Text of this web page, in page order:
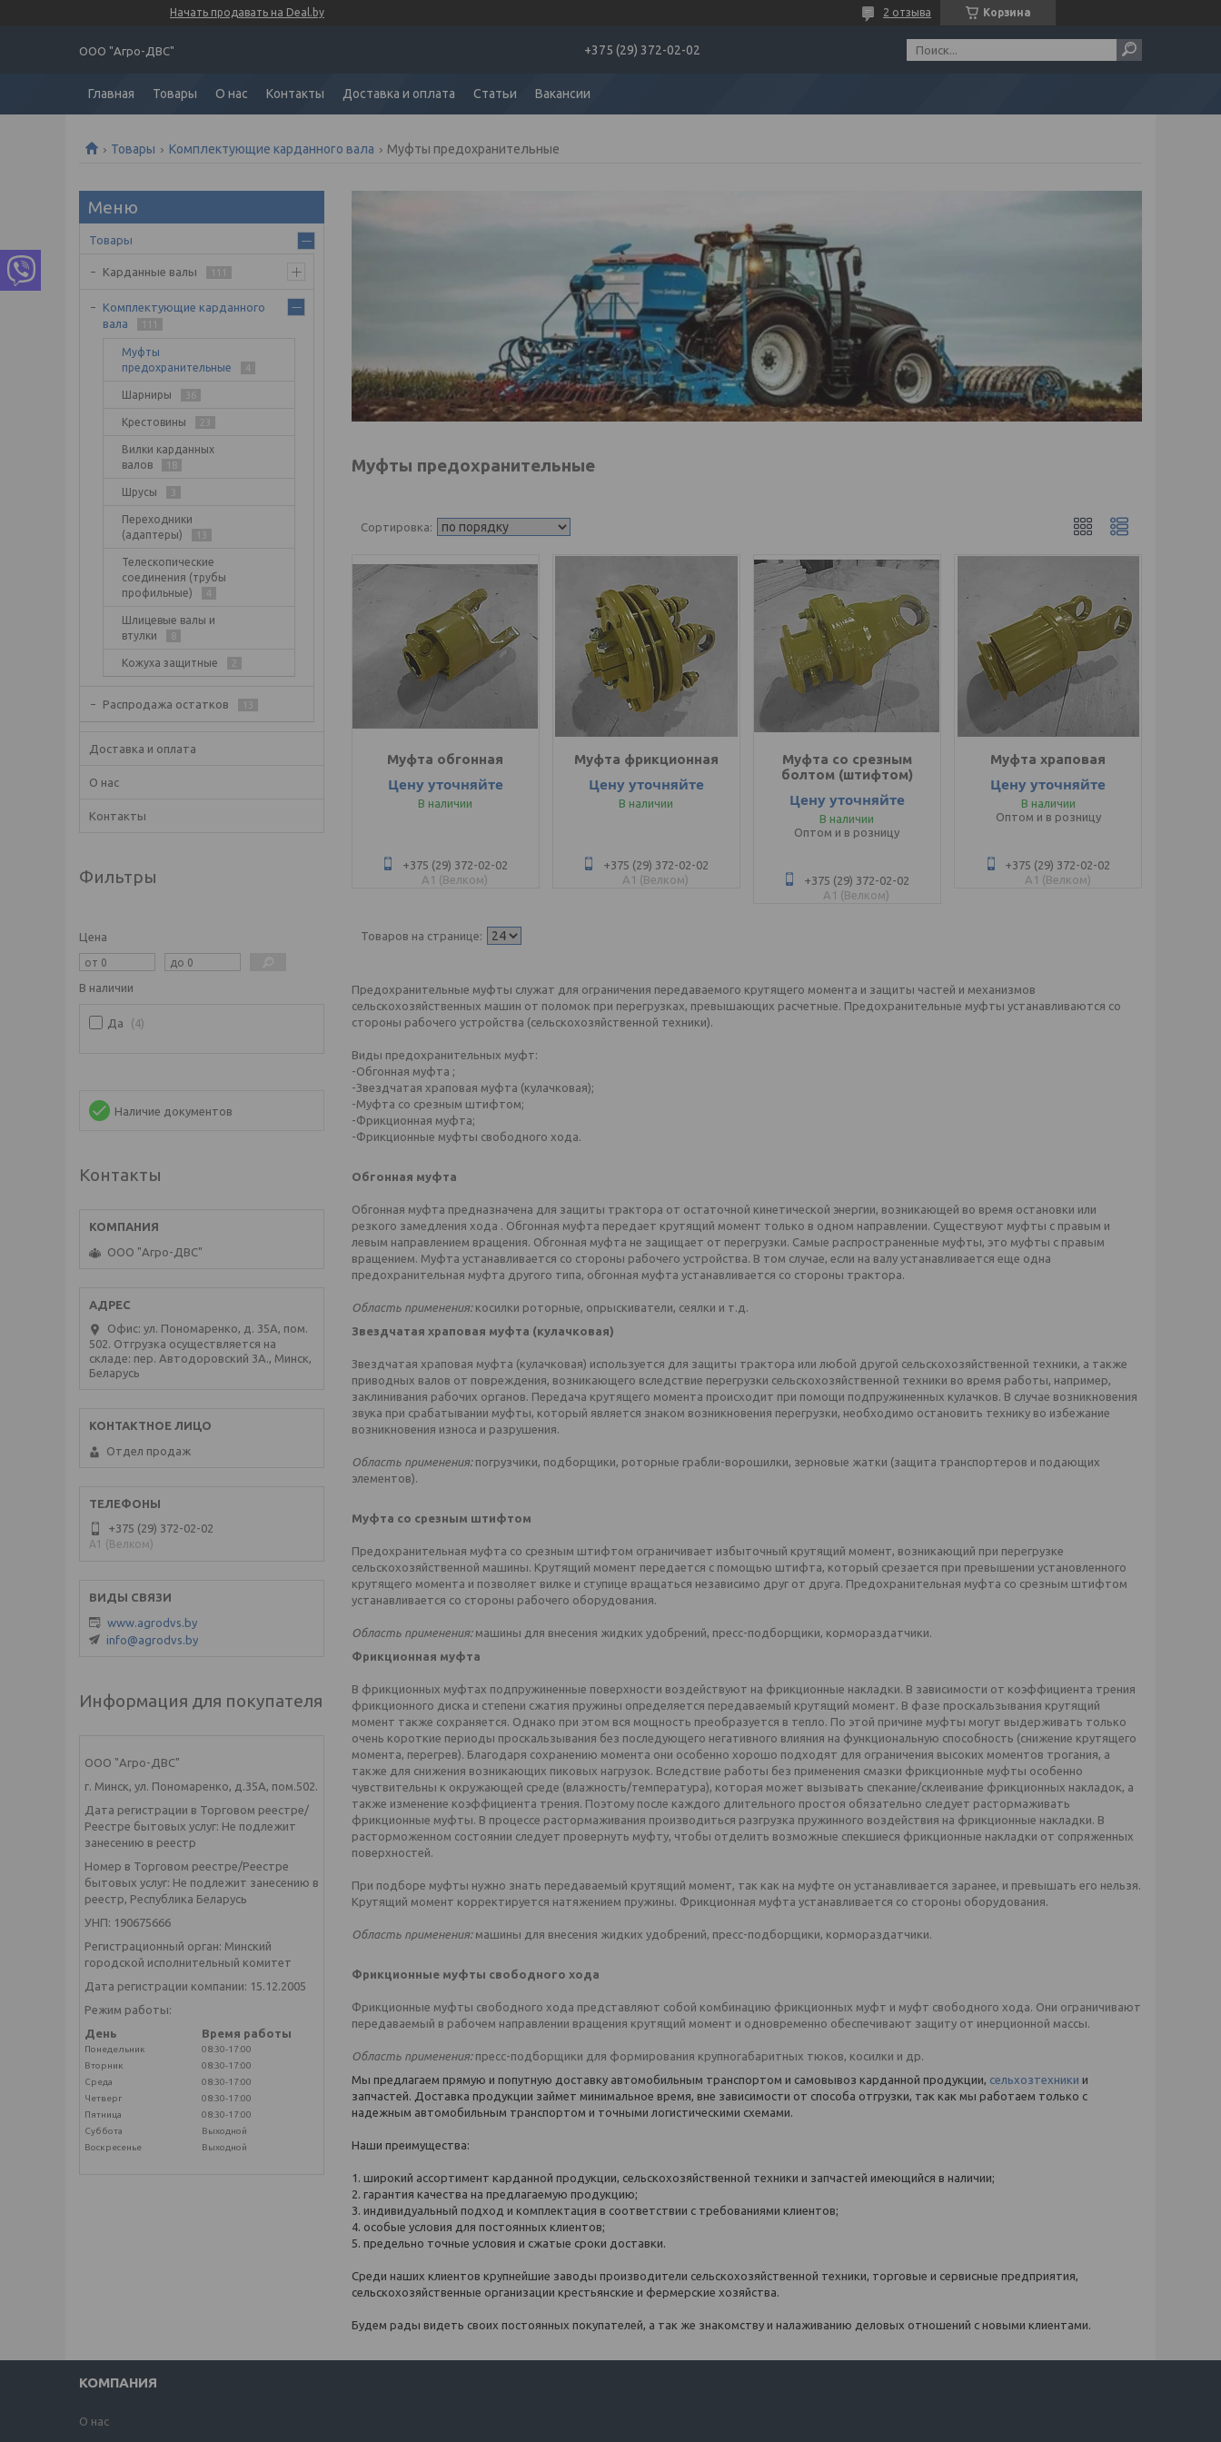
Начать продавать на Deal.by Корзина
2 отзыва
ООО "Агро-ДВС" +375 (29) 372-02-02
Главная Товары О нас Контакты Доставка и оплата Статьи Вакансии
Товары Комплектующие карданного вала Муфты предохранительные
Муфты предохранительные
Муфта обгонная
Цену уточняйте
В наличии
+375 (29) 372-02-02
A1 (Велком)
Муфта фрикционная
Цену уточняйте
В наличии
+375 (29) 372-02-02
A1 (Велком)
Муфта со срезным
болтом (штифтом)
Цену уточняйте
В наличии
Оптом и в розницу
+375 (29) 372-02-02
A1 (Велком)
Муфта храповая
Цену уточняйте
В наличии
Оптом и в розницу
+375 (29) 372-02-02
A1 (Велком)
Предохранительные муфты служат для ограничения передаваемого крутящего момента и защиты частей и механизмов
сельскохозяйственных машин от поломок при перегрузках, превышающих расчетные. Предохранительные муфты устанавливаются со
стороны рабочего устройства (сельскохозяйственной техники).
Виды предохранительных муфт:
-Обгонная муфта ;
-Звездчатая храповая муфта (кулачковая);
-Муфта со срезным штифтом;
-Фрикционная муфта;
-Фрикционные муфты свободного хода.
Обгонная муфта
Обгонная муфта предназначена для защиты трактора от остаточной кинетической энергии, возникающей во время остановки или
резкого замедления хода . Обгонная муфта передает крутящий момент только в одном направлении. Существуют муфты с правым и
левым направлением вращения. Обгонная муфта не защищает от перегрузки. Самые распространенные муфты, это муфты с правым
вращением. Муфта устанавливается со стороны рабочего устройства. В том случае, если на валу устанавливается еще одна
предохранительная муфта другого типа, обгонная муфта устанавливается со стороны трактора.
Область применения: косилки роторные, опрыскиватели, сеялки и т.д.
Звездчатая храповая муфта (кулачковая)
Звездчатая храповая муфта (кулачковая) используется для защиты трактора или любой другой сельскохозяйственной техники, а также
приводных валов от повреждения, возникающего вследствие перегрузки сельскохозяйственной техники во время работы, например,
заклинивания рабочих органов. Передача крутящего момента происходит при помощи подпружиненных кулачков. В случае возникновения
звука при срабатывании муфты, который является знаком возникновения перегрузки, необходимо остановить технику во избежание
возникновения износа и разрушения.
Область применения: погрузчики, подборщики, роторные грабли-ворошилки, зерновые жатки (защита транспортеров и подающих
элементов).
Муфта со срезным штифтом
Предохранительная муфта со срезным штифтом ограничивает избыточный крутящий момент, возникающий при перегрузке
сельскохозяйственной машины. Крутящий момент передается с помощью штифта, который срезается при превышении установленного
крутящего момента и позволяет вилке и ступице вращаться независимо друг от друга. Предохранительная муфта со срезным штифтом
устанавливается со стороны рабочего оборудования.
Область применения: машины для внесения жидких удобрений, пресс-подборщики, кормораздатчики.
Фрикционная муфта
В фрикционных муфтах подпружиненные поверхности воздействуют на фрикционные накладки. В зависимости от коэффициента трения
фрикционного диска и степени сжатия пружины определяется передаваемый крутящий момент. В фазе проскальзывания крутящий
момент также сохраняется. Однако при этом вся мощность преобразуется в тепло. По этой причине муфты могут выдерживать только
очень короткие периоды проскальзывания без последующего негативного влияния на функциональную способность (снижение крутящего
момента, перегрев). Благодаря сохранению момента они особенно хорошо подходят для ограничения высоких моментов трогания, а
также для снижения возникающих пиковых нагрузок. Вследствие работы без применения смазки фрикционные муфты особенно
чувствительны к окружающей среде (влажность/температура), которая может вызывать спекание/склеивание фрикционных накладок, а
также изменение коэффициента трения. Поэтому после каждого длительного простоя обязательно следует растормаживать
фрикционные муфты. В процессе растормаживания производиться разгрузка пружинного воздействия на фрикционные накладки. В
расторможенном состоянии следует провернуть муфту, чтобы отделить возможные спекшиеся фрикционные накладки от сопряженных
поверхностей.
При подборе муфты нужно знать передаваемый крутящий момент, так как на муфте он устанавливается заранее, и превышать его нельзя.
Крутящий момент корректируется натяжением пружины. Фрикционная муфта устанавливается со стороны оборудования.
Область применения: машины для внесения жидких удобрений, пресс-подборщики, кормораздатчики.
Фрикционные муфты свободного хода
Фрикционные муфты свободного хода представляют собой комбинацию фрикционных муфт и муфт свободного хода. Они ограничивают
передаваемый в рабочем направлении вращения крутящий момент и одновременно обеспечивают защиту от инерционной массы.
Область применения: пресс-подборщики для формирования крупногабаритных тюков, косилки и др.
Мы предлагаем прямую и попутную доставку автомобильным транспортом и самовывоз карданной продукции, сельхозтехники и
запчастей. Доставка продукции займет минимальное время, вне зависимости от способа отгрузки, так как мы работаем только с
надежным автомобильным транспортом и точными логистическими схемами.
Наши преимущества:
1. широкий ассортимент карданной продукции, сельскохозяйственной техники и запчастей имеющийся в наличии;
2. гарантия качества на предлагаемую продукцию;
3. индивидуальный подход и комплектация в соответствии с требованиями клиентов;
4. особые условия для постоянных клиентов;
5. предельно точные условия и сжатые сроки доставки.
Среди наших клиентов крупнейшие заводы производители сельскохозяйственной техники, торговые и сервисные предприятия,
сельскохозяйственные организации крестьянские и фермерские хозяйства.
Будем рады видеть своих постоянных покупателей, а так же знакомству и налаживанию деловых отношений с новыми клиентами.
Товары
Карданные валы
Комплектующие карданного
вала
Муфты
предохранительные
4
Шарниры 36
Крестовины 23
Вилки карданных
валов
18
Шрусы 3
Переходники
(адаптеры)
13
Телескопические
соединения (трубы
профильные)
4
Шлицевые валы и
втулки
8
Кожуха защитные 2
Распродажа остатков 13
Доставка и оплата
О нас
Контакты
Фильтры
Цена
В наличии
Да 4
Наличие документов
Контакты
ООО "Агро-ДВС"
Офис: ул. Пономаренко, д. 35А, пом.
502. Отгрузка осуществляется на
складе: пер. Автодоровский 3А., Минск,
Беларусь
Отдел продаж
+375 (29) 372-02-02
A1 (Велком)
www.agrodvs.by
info@agrodvs.by
Информация для покупателя
ООО "Агро-ДВС"
г. Минск, ул. Пономаренко, д.35А, пом.502.
Дата регистрации в Торговом реестре/
Реестре бытовых услуг: Не подлежит
занесению в реестр
Номер в Торговом реестре/Реестре
бытовых услуг: Не подлежит занесению в
реестр, Республика Беларусь
УНП: 190675666
Регистрационный орган: Минский
городской исполнительный комитет
Дата регистрации компании: 15.12.2005
Режим работы:
День
Время работы
Понедельник
08:30-17:00
Вторник
08:30-17:00
Среда
08:30-17:00
Четверг
08:30-17:00
Пятница
08:30-17:00
Суббота
Выходной
Воскресенье
Выходной
КОМПАНИЯ
О нас